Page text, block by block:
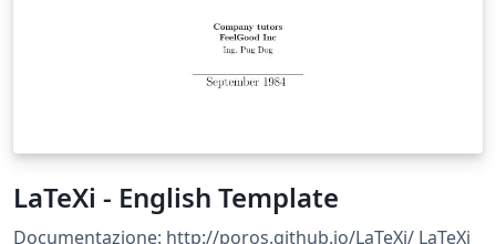
LaTeXi - English Template
Documentazione: http://poros.github.io/LaTeXi/ LaTeXi